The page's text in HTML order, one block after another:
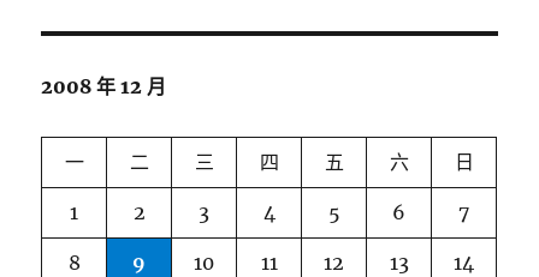
2008 年 12 月
一 二 三 四 五 六 日
1 2 3 4 5 6 7
8 9 10 11 12 13 14